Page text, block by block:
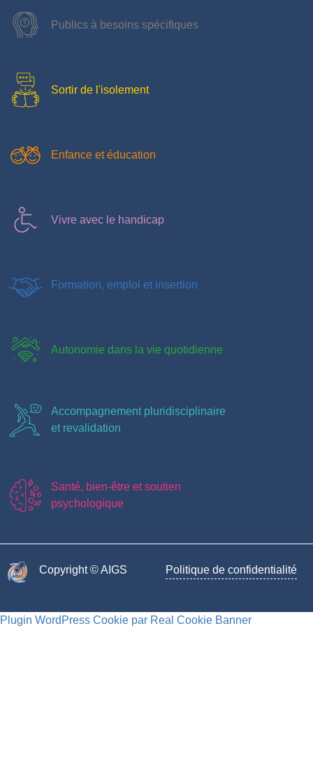
Publics à besoins spécifiques
Sortir de l'isolement
Enfance et éducation
Vivre avec le handicap
Formation, emploi et insertion
Autonomie dans la vie quotidienne
Accompagnement pluridisciplinaire
et revalidation
Santé, bien-être et soutien
psychologique
Copyright © AIGS​ Politique de confidentialité
Plugin WordPress Cookie par Real Cookie Banner